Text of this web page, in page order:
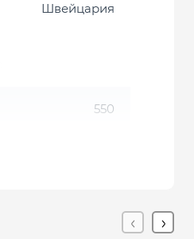
Швейцария
550